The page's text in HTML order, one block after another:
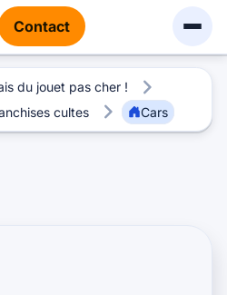
Contact
du jouet pas cher !
cultes Cars